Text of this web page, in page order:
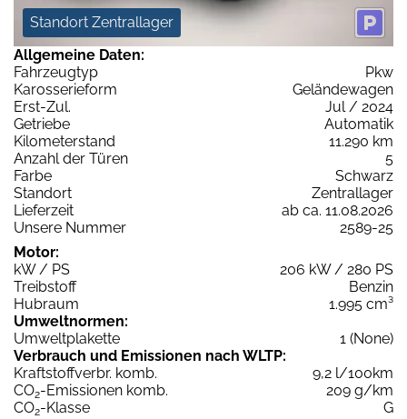
Standort Zentrallager
Allgemeine Daten:
Fahrzeugtyp
Pkw
Karosserieform
Geländewagen
Erst-Zul.
Jul / 2024
Getriebe
Automatik
Kilometerstand
11.290 km
Anzahl der Türen
5
Farbe
Schwarz
Standort
Zentrallager
Lieferzeit
ab ca. 11.08.2026
Unsere Nummer
2589-25
Motor:
kW / PS
206 kW / 280 PS
Treibstoff
Benzin
Hubraum
1.995 cm³
Umweltnormen:
Umweltplakette
1 (None)
Verbrauch und Emissionen nach WLTP:
Kraftstoffverbr. komb.
9,2 l/100km
CO2-Emissionen komb.
209 g/km
CO2-Klasse
G